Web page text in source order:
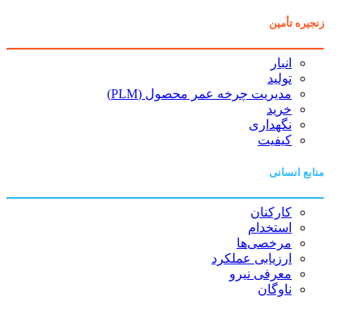
زنجیره تأمین
انبار
تولید
مدیریت چرخه عمر محصول (PLM)
خرید
نگهداری
کیفیت
منابع انسانی
کارکنان
استخدام
مرخصی‌ها
ارزیابی عملکرد
معرفی نیرو
ناوگان